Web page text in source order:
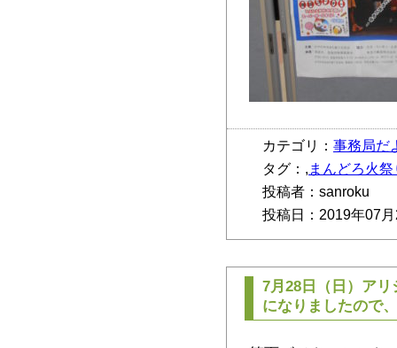
カテゴリ： 事務局だ
タグ：,
まんどろ火祭
投稿者：sanroku
投稿日：2019年07
7月28日（日）ア
になりましたので